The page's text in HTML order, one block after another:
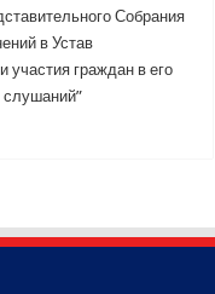
Собрания
в Устав
участия граждан в его
слушаний”